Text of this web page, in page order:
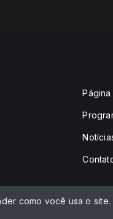
Página
como você usa o site.